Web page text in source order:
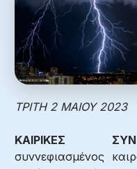
ΤΡΙΤΗ 2 ΜΑΙΟΥ 2023
ΚΑΙΡΙΚΕΣ
συννεφιασμένος